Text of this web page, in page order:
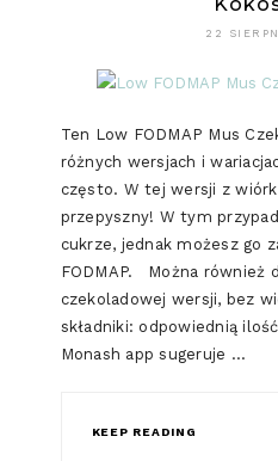
22
Ten Low FODMAP Mus
różnych wersjach i
często. W tej wersji z
przepyszny! W tym
cukrze, jednak możesz go
FODMAP. Można również
czekoladowej wersji, bez
składniki: odpowiednią
Monash app sugeruje …
KEEP READING